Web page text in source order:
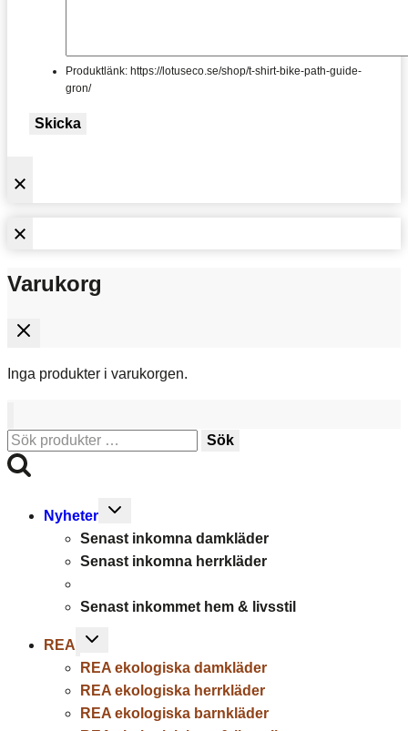
Produktlänk: https://lotuseco.se/shop/t-shirt-bike-path-guide-
gron/
Skicka
Varukorg
Inga produkter i varukorgen.
Sök
efter:
Sök
Nyheter
Toggle
menu
Senast inkomna damkläder
Senast inkomna herrkläder
Senast inkommet hem & livsstil
REA
Toggle
menu
REA ekologiska damkläder
REA ekologiska herrkläder
REA ekologiska barnkläder